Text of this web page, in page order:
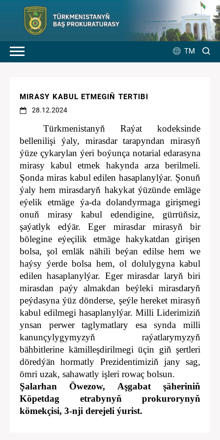
TM
MIRASY KABUL ETMEGIŇ TERTIBI
28.12.2024
Türkmenistanyň Raýat kodeksinde
bellenilişi ýaly, mirasdar tarapyndan mi­rasyň
ýüze çykarylan ýeri boýunça notarial edara­syna
mirasy kabul etmek hakynda arza berilmeli.
Şonda miras kabul edilen hasaplanylýar. Şonuň
ýaly hem mirasdaryň hakykat ýüzünde emläge
eýelik et­mäge ýa-­da dolandyrmaga girişmegi
onuň mirasy ka­bul edendigine, gürrüňsiz,
şaýatlyk edýär. Eger mi­rasdar mirasyň bir
bölegine eýeçilik etmäge hakykatdan girişen
bolsa, şol emläk nä­hili beýan edilse hem we
haýsy ýerde bolsa hem, ol dolulygyna kabul
edilen hasaplanylýar. Eger mirasdar­ laryň biri
mirasdan paýy almakdan beýleki mirasdaryň
peýdasyna ýüz dönderse, şeýle hereket mirasyň
ka­bul edilmegi hasaplanylýar. Milli Liderimiziň
ynsan­ perwer taglymatlary esa synda milli
kanunçylygymyzyň raýatlarymyzyň
bähbitlerine kämilleşdirilme­gi üçin giň şertleri
döredýän hormatly Prezidentimiziň ja­ny sag,
ömri uzak, sahawat­ly işleri rowaç bolsun.
Şalarhan Öwezow, Aşgabat şäheriniň
Köpetdag etrabynyň prokurorynyň
kömekçisi, 3-nji derejeli ýurist.